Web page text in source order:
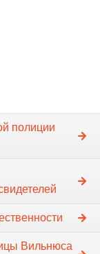
полиции
Вильнюса